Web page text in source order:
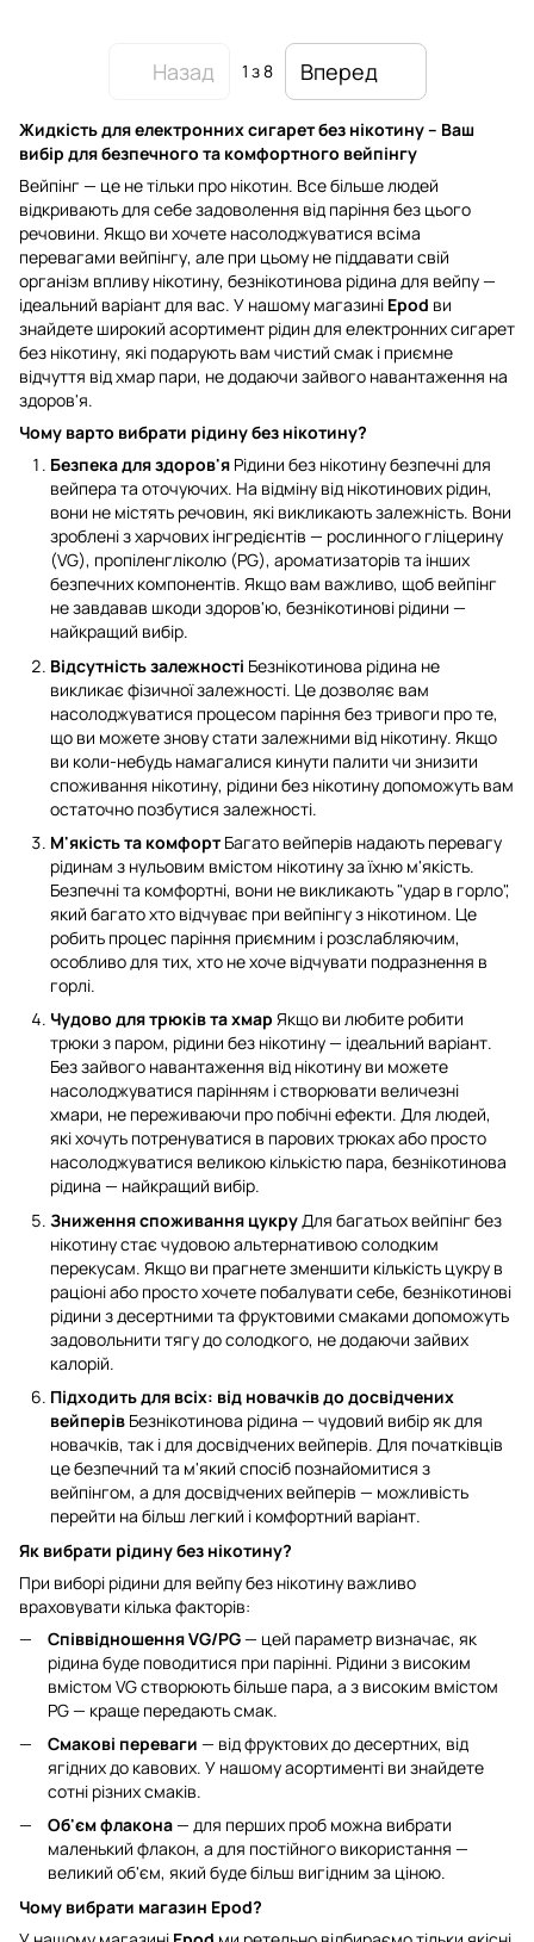
Назад 1 з 8 Вперед
Жидкість для електронних сигарет без нікотину – Ваш
вибір для безпечного та комфортного вейпінгу
Вейпінг — це не тільки про нікотин. Все більше людей
відкривають для себе задоволення від паріння без цього
речовини. Якщо ви хочете насолоджуватися всіма
перевагами вейпінгу, але при цьому не піддавати свій
організм впливу нікотину, безнікотинова рідина для вейпу —
ідеальний варіант для вас. У нашому магазині Epod ви
знайдете широкий асортимент рідин для електронних сигарет
без нікотину, які подарують вам чистий смак і приємне
відчуття від хмар пари, не додаючи зайвого навантаження на
здоров'я.
Чому варто вибрати рідину без нікотину?
Безпека для здоров'я Рідини без нікотину безпечні для
вейпера та оточуючих. На відміну від нікотинових рідин,
вони не містять речовин, які викликають залежність. Вони
зроблені з харчових інгредієнтів — рослинного гліцерину
(VG), пропіленгліколю (PG), ароматизаторів та інших
безпечних компонентів. Якщо вам важливо, щоб вейпінг
не завдавав шкоди здоров'ю, безнікотинові рідини —
найкращий вибір.
Відсутність залежності Безнікотинова рідина не
викликає фізичної залежності. Це дозволяє вам
насолоджуватися процесом паріння без тривоги про те,
що ви можете знову стати залежними від нікотину. Якщо
ви коли-небудь намагалися кинути палити чи знизити
споживання нікотину, рідини без нікотину допоможуть вам
остаточно позбутися залежності.
М'якість та комфорт Багато вейперів надають перевагу
рідинам з нульовим вмістом нікотину за їхню м'якість.
Безпечні та комфортні, вони не викликають "удар в горло",
який багато хто відчуває при вейпінгу з нікотином. Це
робить процес паріння приємним і розслабляючим,
особливо для тих, хто не хоче відчувати подразнення в
горлі.
Чудово для трюків та хмар Якщо ви любите робити
трюки з паром, рідини без нікотину — ідеальний варіант.
Без зайвого навантаження від нікотину ви можете
насолоджуватися парінням і створювати величезні
хмари, не переживаючи про побічні ефекти. Для людей,
які хочуть потренуватися в парових трюках або просто
насолоджуватися великою кількістю пара, безнікотинова
рідина — найкращий вибір.
Зниження споживання цукру Для багатьох вейпінг без
нікотину стає чудовою альтернативою солодким
перекусам. Якщо ви прагнете зменшити кількість цукру в
раціоні або просто хочете побалувати себе, безнікотинові
рідини з десертними та фруктовими смаками допоможуть
задовольнити тягу до солодкого, не додаючи зайвих
калорій.
Підходить для всіх: від новачків до досвідчених
вейперів Безнікотинова рідина — чудовий вибір як для
новачків, так і для досвідчених вейперів. Для початківців
це безпечний та м'який спосіб познайомитися з
вейпінгом, а для досвідчених вейперів — можливість
перейти на більш легкий і комфортний варіант.
Як вибрати рідину без нікотину?
При виборі рідини для вейпу без нікотину важливо
враховувати кілька факторів:
Співвідношення VG/PG— цей параметр визначає, як
рідина буде поводитися при парінні. Рідини з високим
вмістом VG створюють більше пара, а з високим вмістом
PG — краще передають смак.
Смакові переваги — від фруктових до десертних, від
ягідних до кавових. У нашому асортименті ви знайдете
сотні різних смаків.
Об'єм флакона— для перших проб можна вибрати
маленький флакон, а для постійного використання —
великий об'єм, який буде більш вигідним за ціною.
Чому вибрати магазин Epod?